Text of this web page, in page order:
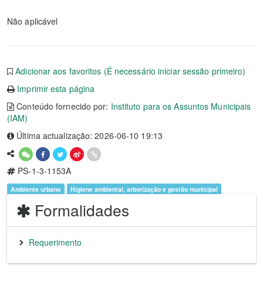
Não aplicável
Adicionar aos favoritos (É necessário iniciar sessão primeiro)
Imprimir esta página
Conteúdo fornecido por: Instituto para os Assuntos Municipais
(IAM)
Última actualização: 2026-06-10 19:13
PS-1-3-1153A
Ambiente urbano Higiene ambiental, arborização e gestão municipal
Formalidades
Requerimento